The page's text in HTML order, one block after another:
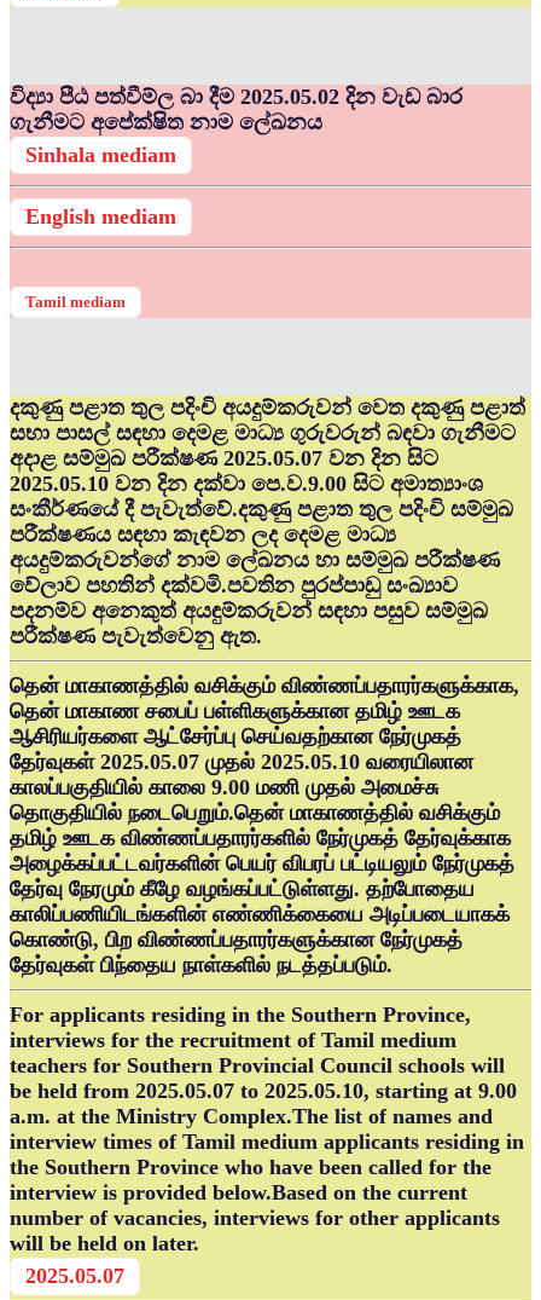
විද්‍යා පීඨ පත්වීම්ල බා දීම 2025.05.02 දින වැඩ බාර
ගැනීමට අපේක්ෂිත නාම ලේඛනය
Sinhala mediam
English mediam
Tamil mediam
දකුණු පළාත තුල පදිංචි අයදුම්කරුවන් වෙත දකුණු පළාත්
සභා පාසල් සඳහා දෙමළ මාධ්‍ය ගුරුවරුන් බඳවා ගැනීමට
අදාළ සම්මුඛ පරීක්ෂණ 2025.05.07 වන දින සිට
2025.05.10 වන දින දක්වා පෙ.ව.9.00 සිට අමාත්‍යාංශ
සංකීර්ණයේ දී පැවැත්වේ.දකුණු පළාත තුල පදිංචි සම්මුඛ
පරීක්ෂණය සඳහා කැඳවන ලද දෙමළ මාධ්‍ය
අයදුම්කරුවන්ගේ නාම ලේඛනය හා සම්මුඛ පරීක්ෂණ
වේලාව පහතින් දක්වමි.පවතින පුරප්පාඩු සංඛ්‍යාව
පදනම්ව අනෙකුත් අයඳුම්කරුවන් සඳහා පසුව සම්මුඛ
පරීක්ෂණ පැවැත්වෙනු ඇත.
தென் மாகாணத்தில் வசிக்கும் விண்ணப்பதாரர்களுக்காக,
தென் மாகாண சபைப் பள்ளிகளுக்கான தமிழ் ஊடக
ஆசிரியர்களை ஆட்சேர்ப்பு செய்வதற்கான நேர்முகத்
தேர்வுகள் 2025.05.07 முதல் 2025.05.10 வரையிலான
காலப்பகுதியில் காலை 9.00 மணி முதல் அமைச்சு
தொகுதியில் நடைபெறும்.தென் மாகாணத்தில் வசிக்கும்
தமிழ் ஊடக விண்ணப்பதாரர்களில் நேர்முகத் தேர்வுக்காக
அழைக்கப்பட்டவர்களின் பெயர் விபரப் பட்டியலும் நேர்முகத்
தேர்வு நேரமும் கீழே வழங்கப்பட்டுள்ளது. தற்போதைய
காலிப்பணியிடங்களின் எண்ணிக்கையை அடிப்படையாகக்
கொண்டு, பிற விண்ணப்பதாரர்களுக்கான நேர்முகத்
தேர்வுகள் பிந்தைய நாள்களில் நடத்தப்படும்.
For applicants residing in the Southern Province,
interviews for the recruitment of Tamil medium
teachers for Southern Provincial Council schools will
be held from 2025.05.07 to 2025.05.10, starting at 9.00
a.m. at the Ministry Complex.The list of names and
interview times of Tamil medium applicants residing in
the Southern Province who have been called for the
interview is provided below.Based on the current
number of vacancies, interviews for other applicants
will be held on later.
2025.05.07